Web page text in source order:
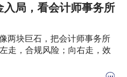
入局，看会计师事务所
两块巨石，把会计师事务所
走，合规风险；向右走，效